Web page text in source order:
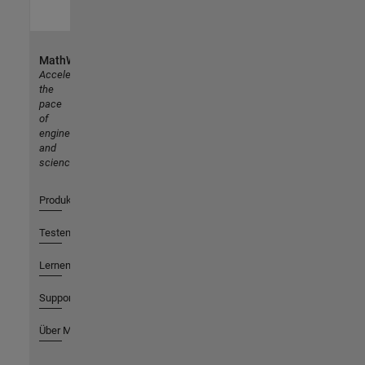
MathWorks
Accelerating
the
pace
of
engineering
and
science
Produkte
Testen oder Kaufen
Lernen
Support
Über MathWorks